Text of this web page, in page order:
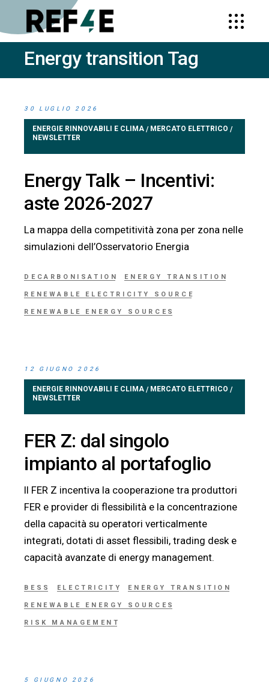
Energy transition Tag
30 LUGLIO 2026
ENERGIE RINNOVABILI E CLIMA / MERCATO ELETTRICO /
NEWSLETTER
Energy Talk – Incentivi:
aste 2026-2027
La mappa della competitività zona per zona nelle
simulazioni dell’Osservatorio Energia
DECARBONISATION ENERGY TRANSITION
RENEWABLE ELECTRICITY SOURCE
RENEWABLE ENERGY SOURCES
12 GIUGNO 2026
ENERGIE RINNOVABILI E CLIMA / MERCATO ELETTRICO /
NEWSLETTER
FER Z: dal singolo
impianto al portafoglio
Il FER Z incentiva la cooperazione tra produttori
FER e provider di flessibilità e la concentrazione
della capacità su operatori verticalmente
integrati, dotati di asset flessibili, trading desk e
capacità avanzate di energy management.
BESS ELECTRICITY ENERGY TRANSITION
RENEWABLE ENERGY SOURCES
RISK MANAGEMENT
5 GIUGNO 2026